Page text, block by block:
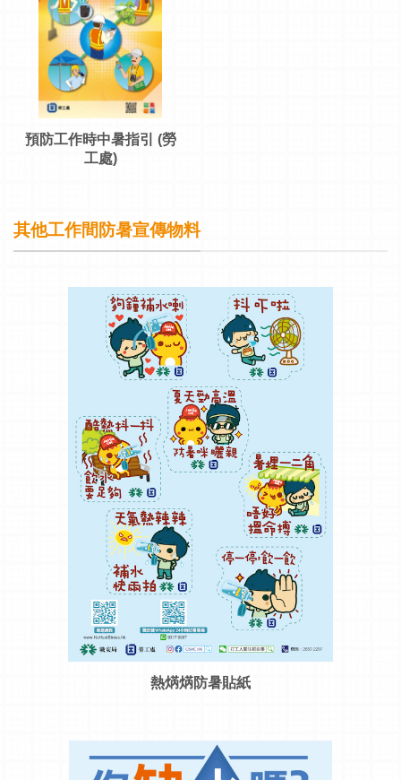
預防工作時中暑指引 (勞
工處)
其他工作間防暑宣傳物料
熱焫焫防暑貼紙